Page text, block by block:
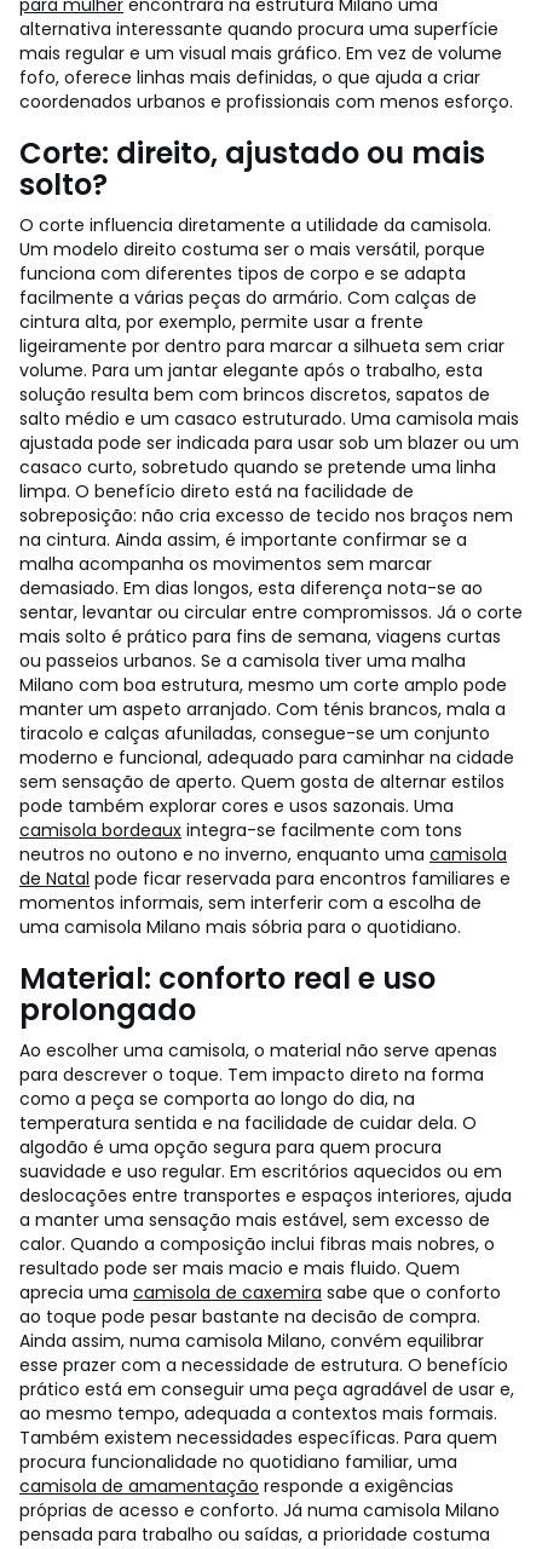
para mulher encontrará na estrutura Milano uma
alternativa interessante quando procura uma superfície
mais regular e um visual mais gráfico. Em vez de volume
fofo, oferece linhas mais definidas, o que ajuda a criar
coordenados urbanos e profissionais com menos esforço.
Corte: direito, ajustado ou mais
solto?
O corte influencia diretamente a utilidade da camisola.
Um modelo direito costuma ser o mais versátil, porque
funciona com diferentes tipos de corpo e se adapta
facilmente a várias peças do armário. Com calças de
cintura alta, por exemplo, permite usar a frente
ligeiramente por dentro para marcar a silhueta sem criar
volume. Para um jantar elegante após o trabalho, esta
solução resulta bem com brincos discretos, sapatos de
salto médio e um casaco estruturado. Uma camisola mais
ajustada pode ser indicada para usar sob um blazer ou um
casaco curto, sobretudo quando se pretende uma linha
limpa. O benefício direto está na facilidade de
sobreposição: não cria excesso de tecido nos braços nem
na cintura. Ainda assim, é importante confirmar se a
malha acompanha os movimentos sem marcar
demasiado. Em dias longos, esta diferença nota-se ao
sentar, levantar ou circular entre compromissos. Já o corte
mais solto é prático para fins de semana, viagens curtas
ou passeios urbanos. Se a camisola tiver uma malha
Milano com boa estrutura, mesmo um corte amplo pode
manter um aspeto arranjado. Com ténis brancos, mala a
tiracolo e calças afuniladas, consegue-se um conjunto
moderno e funcional, adequado para caminhar na cidade
sem sensação de aperto. Quem gosta de alternar estilos
pode também explorar cores e usos sazonais. Uma
camisola bordeaux integra-se facilmente com tons
neutros no outono e no inverno, enquanto uma camisola
de Natal pode ficar reservada para encontros familiares e
momentos informais, sem interferir com a escolha de
uma camisola Milano mais sóbria para o quotidiano.
Material: conforto real e uso
prolongado
Ao escolher uma camisola, o material não serve apenas
para descrever o toque. Tem impacto direto na forma
como a peça se comporta ao longo do dia, na
temperatura sentida e na facilidade de cuidar dela. O
algodão é uma opção segura para quem procura
suavidade e uso regular. Em escritórios aquecidos ou em
deslocações entre transportes e espaços interiores, ajuda
a manter uma sensação mais estável, sem excesso de
calor. Quando a composição inclui fibras mais nobres, o
resultado pode ser mais macio e mais fluido. Quem
aprecia uma camisola de caxemira sabe que o conforto
ao toque pode pesar bastante na decisão de compra.
Ainda assim, numa camisola Milano, convém equilibrar
esse prazer com a necessidade de estrutura. O benefício
prático está em conseguir uma peça agradável de usar e,
ao mesmo tempo, adequada a contextos mais formais.
Também existem necessidades específicas. Para quem
procura funcionalidade no quotidiano familiar, uma
camisola de amamentação responde a exigências
próprias de acesso e conforto. Já numa camisola Milano
pensada para trabalho ou saídas, a prioridade costuma